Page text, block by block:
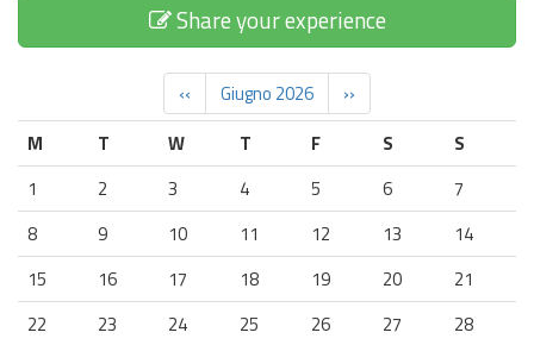
Share your experience
‹‹ Giugno 2026
››
M
T W T F S
S
1
2 3 4 5 6
7
8
9 10 11 12 13
14
15
16 17 18 19 20
21
22
23 24 25 26 27
28